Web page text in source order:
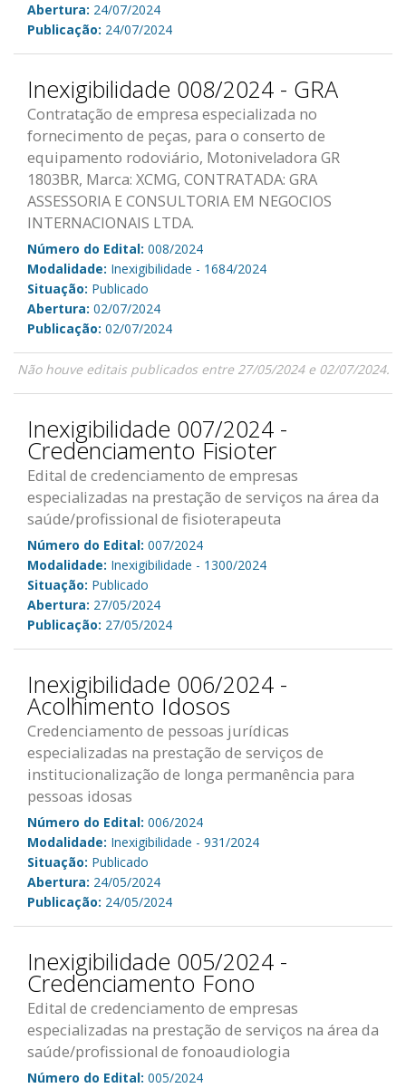
Abertura: 24/07/2024
Publicação: 24/07/2024
Inexigibilidade 008/2024 - GRA
Contratação de empresa especializada no
fornecimento de peças, para o conserto de
equipamento rodoviário, Motoniveladora GR
1803BR, Marca: XCMG, CONTRATADA: GRA
ASSESSORIA E CONSULTORIA EM NEGOCIOS
INTERNACIONAIS LTDA.
Número do Edital: 008/2024
Modalidade: Inexigibilidade - 1684/2024
Situação: Publicado
Abertura: 02/07/2024
Publicação: 02/07/2024
Não houve editais publicados entre 27/05/2024 e 02/07/2024.
Inexigibilidade 007/2024 -
Credenciamento Fisioter
Edital de credenciamento de empresas
especializadas na prestação de serviços na área da
saúde/profissional de fisioterapeuta
Número do Edital: 007/2024
Modalidade: Inexigibilidade - 1300/2024
Situação: Publicado
Abertura: 27/05/2024
Publicação: 27/05/2024
Inexigibilidade 006/2024 -
Acolhimento Idosos
Credenciamento de pessoas jurídicas
especializadas na prestação de serviços de
institucionalização de longa permanência para
pessoas idosas
Número do Edital: 006/2024
Modalidade: Inexigibilidade - 931/2024
Situação: Publicado
Abertura: 24/05/2024
Publicação: 24/05/2024
Inexigibilidade 005/2024 -
Credenciamento Fono
Edital de credenciamento de empresas
especializadas na prestação de serviços na área da
saúde/profissional de fonoaudiologia
Número do Edital: 005/2024